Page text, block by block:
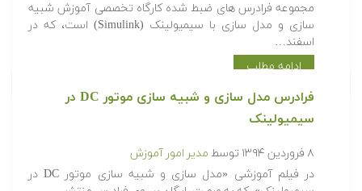
مجموعه فرادرس های ضبط شده کارگاه تخصصی آموزش شبیه
سازی و مدل سازی با سیمیولینک (Simulink) است، که در
اسفند…
ادامه مطلب
فرادرس مدل سازی و شبیه سازی موتور DC در
سیمیولینک
۸ فروردین ۱۳۹۴ توسط مدیر امور آموزش
در فیلم آموزشی «مدل سازی و شبیه سازی موتور DC در